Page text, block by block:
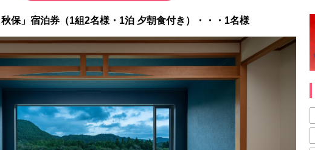
保」宿泊券（1組2名様・1泊 夕朝食付き）・・・1名様